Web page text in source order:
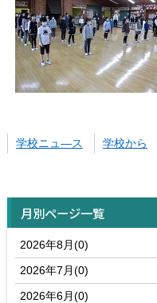
学校ニュ―ス 学校から
月別ページ一覧
2026年8月(0)
2026年7月(0)
2026年6月(0)